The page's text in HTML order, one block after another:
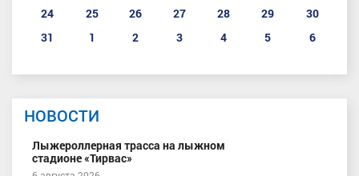
24
25 26 27 28 29
30
31
1 2 3 4 5 6
НОВОСТИ
Лыжероллерная трасса на лыжном
стадионе «Тирвас»